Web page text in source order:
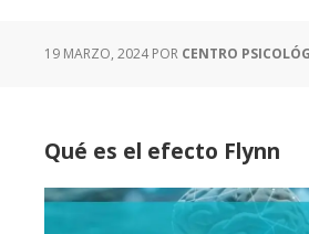
19 MARZO, 2024POR CENTRO
Qué es el efecto Flynn